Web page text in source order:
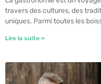
travers des cultures, des
uniques. Parmi toutes les
Lire la suite »